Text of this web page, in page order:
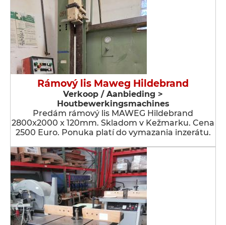
Rámový lis Maweg Hildebrand
Verkoop / Aanbieding >
Houtbewerkingsmachines
Predám rámový lis MAWEG Hildebrand
2800x2000 x 120mm. Skladom v Kežmarku. Cena
2500 Euro. Ponuka platí do vymazania inzerátu.